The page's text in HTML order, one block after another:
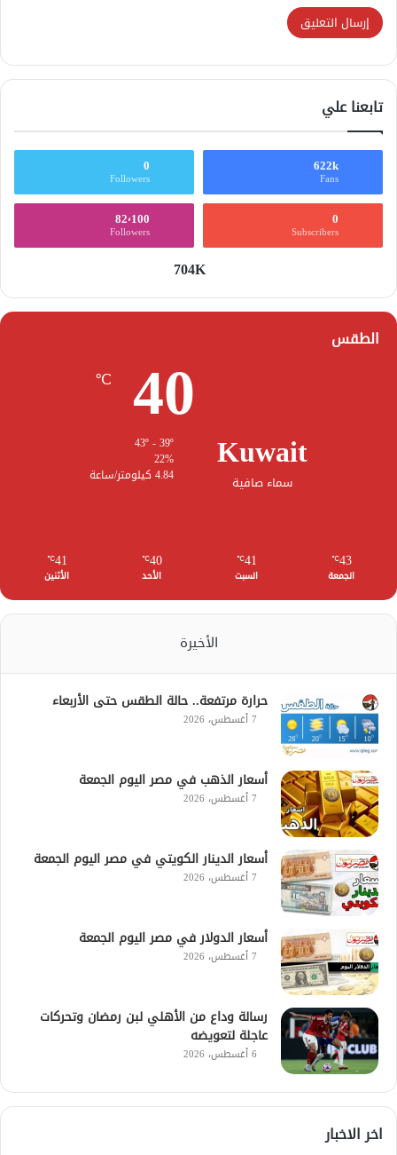
تابعنا علي
622k
Fans
0
Followers
0
Subscribers
82٬100
Followers
704K
الطقس
Kuwait
سماء صافية
40
℃
22%
4.84 كيلومتر/ساعة
43
℃
الجمعة
41
℃
السبت
40
℃
الأحد
41
℃
الأثنين
الأخيرة
حرارة مرتفعة.. حالة الطقس حتى الأربعاء
7 أغسطس، 2026
أسعار الذهب في مصر اليوم الجمعة
7 أغسطس، 2026
أسعار الدينار الكويتي في مصر اليوم الجمعة
7 أغسطس، 2026
أسعار الدولار في مصر اليوم الجمعة
7 أغسطس، 2026
رسالة وداع من الأهلي لبن رمضان وتحركات
عاجلة لتعويضه
6 أغسطس، 2026
اخر الاخبار